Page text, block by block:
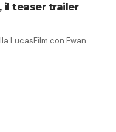
il teaser trailer
LucasFilm con Ewan